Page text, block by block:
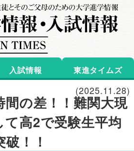
入試情報 東進タイムズ
間の差！！難関大現
高2で受験生平均
！！
(2025.11.28)